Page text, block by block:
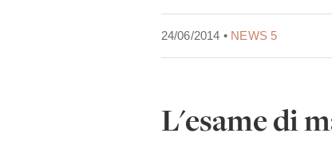
24/06/2014 • NEWS 5
L'esame di